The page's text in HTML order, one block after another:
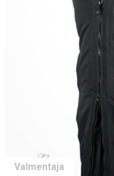
Valmentaja